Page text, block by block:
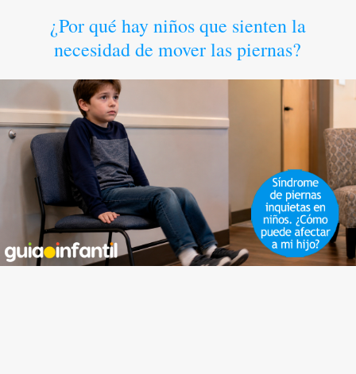
¿Por qué hay niños que sienten la
necesidad de mover las piernas?